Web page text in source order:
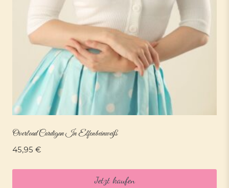
Overload Cardigan In Elfenbeinweiß
45,95 €
Jetzt kaufen